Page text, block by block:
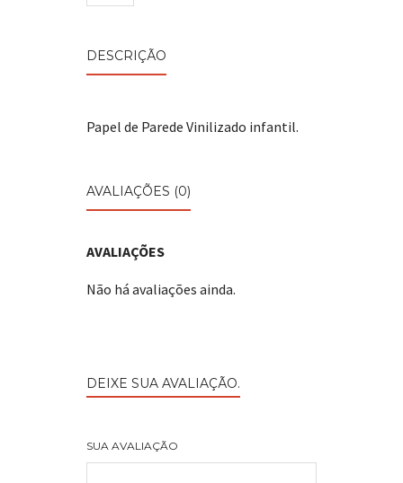
DESCRIÇÃO
Papel de Parede Vinilizado infantil.
AVALIAÇÕES (0)
AVALIAÇÕES
Não há avaliações ainda.
DEIXE SUA AVALIAÇÃO.
SUA AVALIAÇÃO